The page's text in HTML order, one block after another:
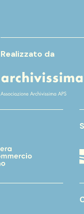
Realizzato da